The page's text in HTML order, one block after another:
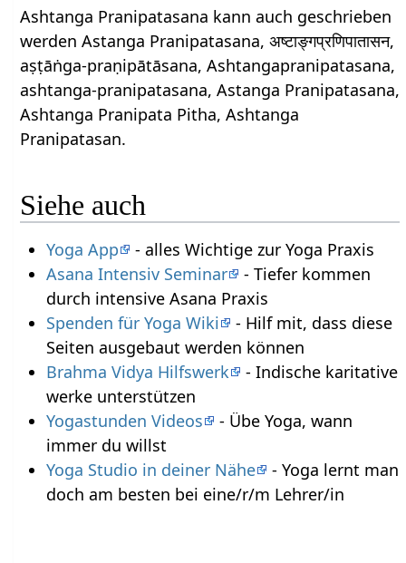
Ashtanga Pranipatasana kann auch geschrieben
werden Astanga Pranipatasana, अष्टाङ्गप्रणिपातासन,
aṣṭāṅga-praṇipātāsana, Ashtangapranipatasana,
ashtanga-pranipatasana, Astanga Pranipatasana,
Ashtanga Pranipata Pitha, Ashtanga
Pranipatasan.
Siehe auch
Yoga App
- alles Wichtige zur Yoga Praxis
Asana Intensiv Seminar
- Tiefer kommen
durch intensive Asana Praxis
Spenden für Yoga Wiki
- Hilf mit, dass diese
Seiten ausgebaut werden können
Brahma Vidya Hilfswerk
- Indische karitative
werke unterstützen
Yogastunden Videos
- Übe Yoga, wann
immer du willst
Yoga Studio in deiner Nähe
- Yoga lernt man
doch am besten bei eine/r/m Lehrer/in